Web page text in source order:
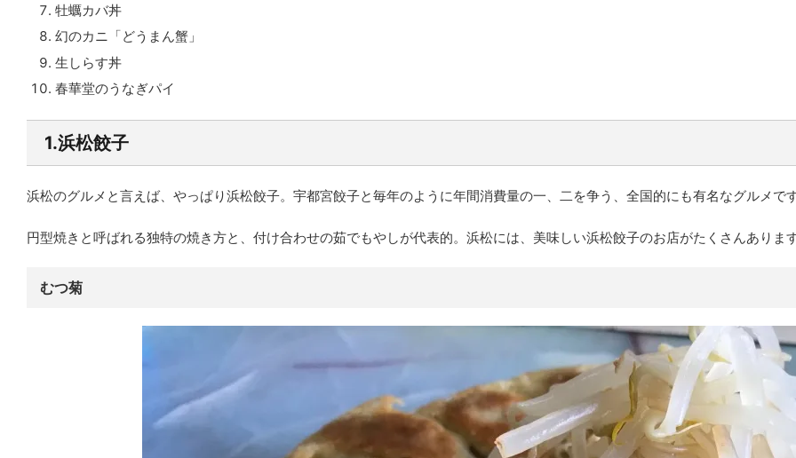
牡蠣カバ丼
幻のカニ「どうまん蟹」
生しらす丼
春華堂のうなぎパイ
1.浜松餃子
浜松のグルメと言えば、やっぱり浜松餃子。宇都宮餃子と毎年のように年間消費量の一、二を争う、全国的にも有名なグルメです
円型焼きと呼ばれる独特の焼き方と、付け合わせの茹でもやしが代表的。浜松には、美味しい浜松餃子のお店がたくさんありま
むつ菊